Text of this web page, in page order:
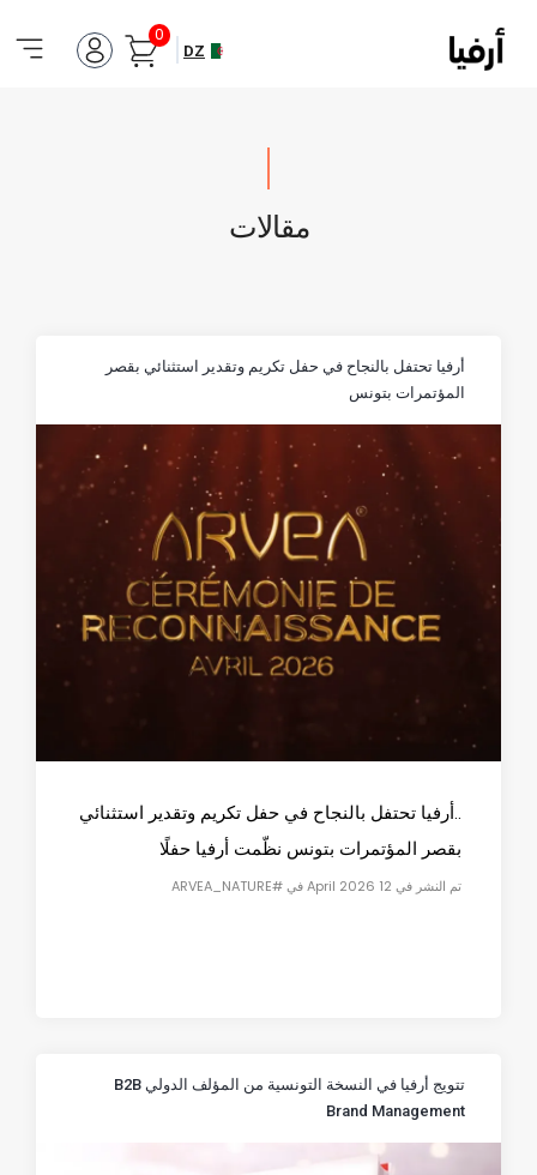
DZ
0
مقالات
أرفيا تحتفل بالنجاح في حفل تكريم وتقدير استثنائي بقصر
المؤتمرات بتونس
..أرفيا تحتفل بالنجاح في حفل تكريم وتقدير استثنائي
بقصر المؤتمرات بتونس نظّمت أرفيا حفلًا
تم النشر في 12 April 2026 في #ARVEA_NATURE
تتويج أرفيا في النسخة التونسية من المؤلف الدولي B2B
Brand Management